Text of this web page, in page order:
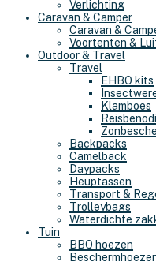
Verlichting
Caravan & Camper
Caravan &
Voortenten &
Outdoor & Travel
Travel
EHBO kits
Klamboes
Backpacks
Camelback
Daypacks
Heuptassen
Transport &
Trolleybags
Waterdichte
Tuin
BBQ hoezen